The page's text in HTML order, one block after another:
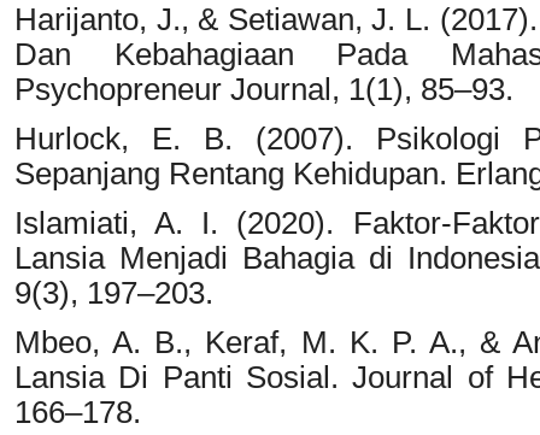
Harijanto, J., & Setiawan, J. L.
Dan Kebahagiaan Pada
Psychopreneur Journal, 1(1), 85–93.
Hurlock, E. B. (2007). Psikologi
Sepanjang Rentang Kehidupan.
Islamiati, A. I. (2020). Faktor-
Lansia Menjadi Bahagia di
9(3), 197–203.
Mbeo, A. B., Keraf, M. K. P. A., &
Lansia Di Panti Sosial. Journal of
166–178.